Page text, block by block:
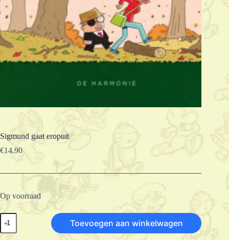
Sigmund gaat eropuit
€14.90
Op voorraad
Sigmund
gaat
eropuit
Toevoegen aan winkelwagen